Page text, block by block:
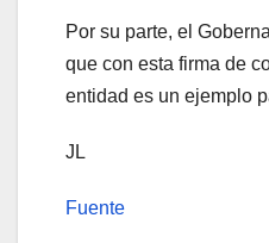
Por su parte, el
que con esta firma de
entidad es un ejemplo
JL
Fuente